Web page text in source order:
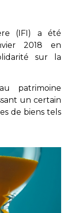
(IFI) a été
2018 en
sur la
patrimoine
un certain
de biens tels